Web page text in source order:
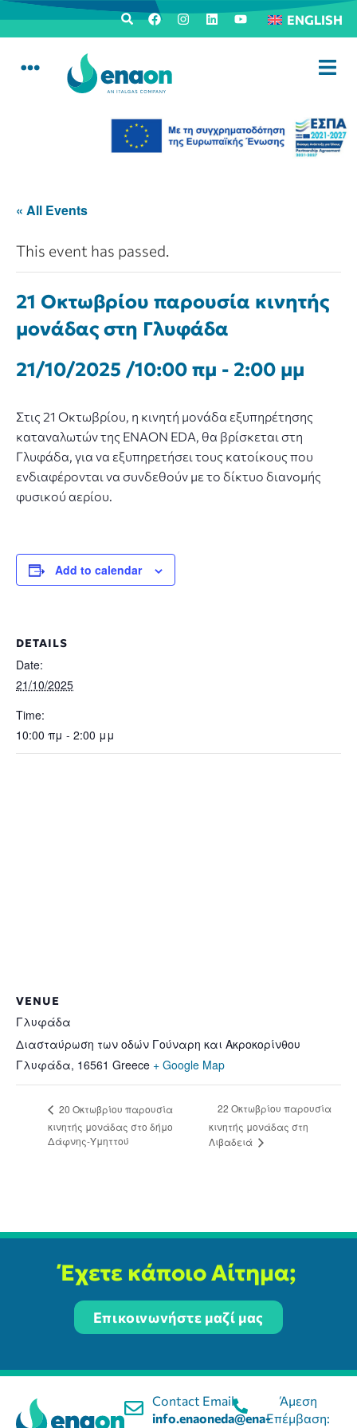
ENGLISH
« All Events
This event has passed.
21 Οκτωβρίου παρουσία κινητής
μονάδας στη Γλυφάδα
21/10/2025 /10:00 πμ - 2:00 μμ
Στις 21 Οκτωβρίου, η κινητή μονάδα εξυπηρέτησης
καταναλωτών της ENAON EDA, θα βρίσκεται στη
Γλυφάδα, για να εξυπηρετήσει τους κατοίκους που
ενδιαφέρονται να συνδεθούν με το δίκτυο διανομής
φυσικού αερίου.
Add to calendar
DETAILS
Date:
21/10/2025
Time:
10:00 πμ - 2:00 μμ
VENUE
Γλυφάδα
Διασταύρωση των οδών Γούναρη και Ακροκορίνθου
Γλυφάδα, 16561 Greece + Google Map
20 Οκτωβρίου παρουσία
κινητής μονάδας στο δήμο
Δάφνης-Υμηττού
22 Οκτωβρίου παρουσία
κινητής μονάδας στη
Λιβαδειά
Έχετε κάποιο Αίτημα;
Επικοινωνήστε μαζί μας
Contact Email:
info.enaoneda@ena-
Άμεση
Επέμβαση: